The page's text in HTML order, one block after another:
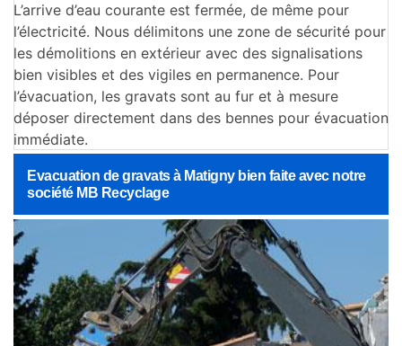
L’arrive d’eau courante est fermée, de même pour
l’électricité. Nous délimitons une zone de sécurité pour
les démolitions en extérieur avec des signalisations
bien visibles et des vigiles en permanence. Pour
l’évacuation, les gravats sont au fur et à mesure
déposer directement dans des bennes pour évacuation
immédiate.
Evacuation de gravats à Matigny bien faite avec notre
société MB Recyclage